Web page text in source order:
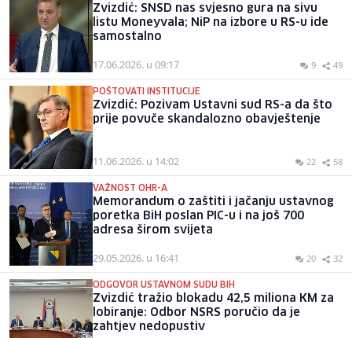
Zvizdić: SNSD nas svjesno gura na sivu
listu Moneyvala; NiP na izbore u RS-u ide
samostalno
17.06.2026. u 09:17 9 49
POŠTOVATI INSTITUCIJE
Zvizdić: Pozivam Ustavni sud RS-a da što
prije povuče skandalozno obavještenje
11.06.2026. u 14:02 22 58
VAŽNOST OHR-A
Memorandum o zaštiti i jačanju ustavnog
poretka BiH poslan PIC-u i na još 700
adresa širom svijeta
29.05.2026. u 16:41 20 32
ODGOVOR USTAVNOM SUDU BIH
Zvizdić tražio blokadu 42,5 miliona KM za
lobiranje: Odbor NSRS poručio da je
zahtjev nedopustiv